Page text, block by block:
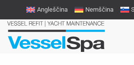
na
vsebino
Angleščina Nemščina